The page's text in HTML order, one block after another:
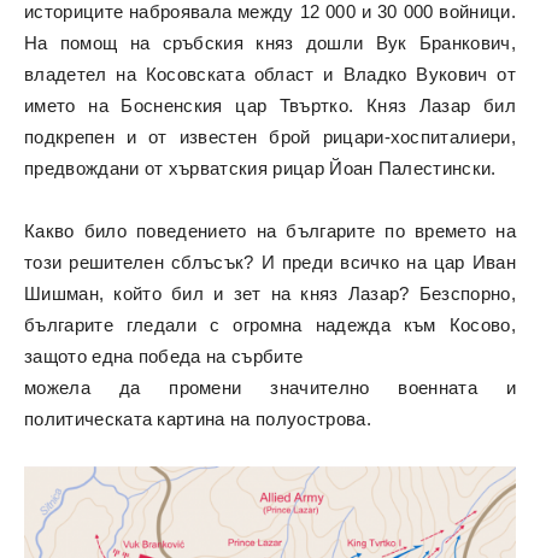
историците наброявала между 12 000 и 30 000 войници.
На помощ на сръбския княз дошли Вук Бранкович,
владетел на Косовската област и Владко Вукович от
името на Босненския цар Твъртко. Княз Лазар бил
подкрепен и от известен брой рицари-хоспиталиери,
предвождани от хърватския рицар Йоан Палестински.
Какво било поведението на българите по времето на
този решителен сблъсък? И преди всичко на цар Иван
Шишман, който бил и зет на княз Лазар? Безспорно,
българите гледали с огромна надежда към Косово,
защото една победа на сърбите
можела да промени значително военната и
политическата картина на полуострова.